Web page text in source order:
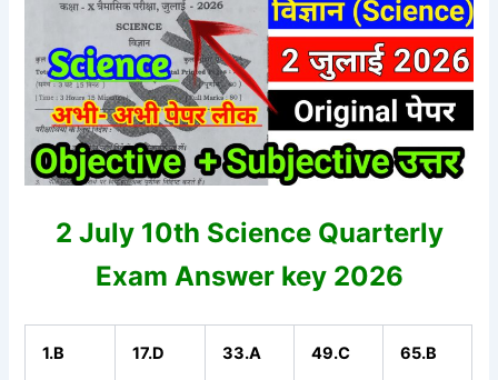
2 July 10th Science Quarterly
Exam Answer key 2026
1.B 17.D 33.A 49.C 65.B